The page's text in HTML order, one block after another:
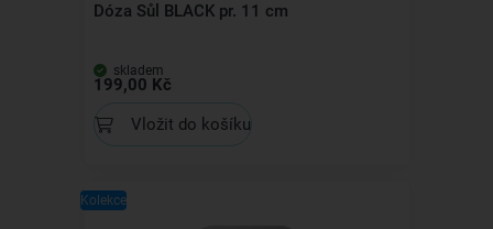
Dóza Sůl BLACK pr. 11 cm
skladem
199,00 Kč
Vložit do košíku
Kolekce